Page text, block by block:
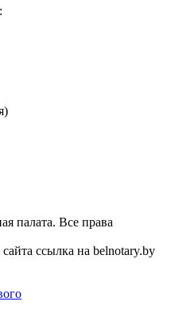
палата. Все права
ссылка на belnotary.by